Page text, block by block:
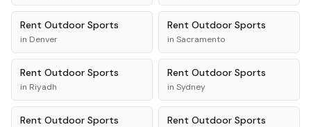
Rent Outdoor Sports
in Denver
Rent Outdoor Sports
in Sacramento
Rent Outdoor Sports
in Riyadh
Rent Outdoor Sports
in Sydney
Rent Outdoor Sports Rent Outdoor Sports